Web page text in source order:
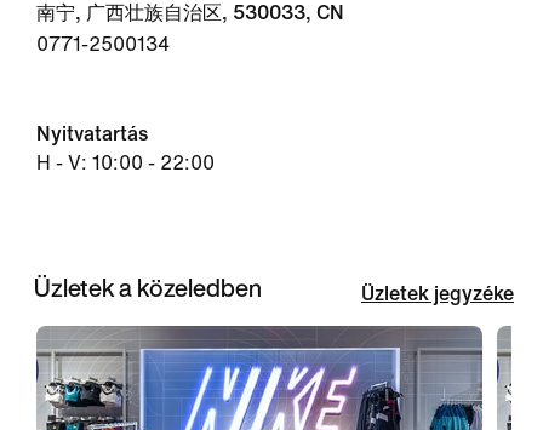
南宁, 广西壮族自治区, 530033, CN
0771-2500134
Nyitvatartás
H - V: 10:00 - 22:00
Üzletek a közeledben Üzletek jegyzéke